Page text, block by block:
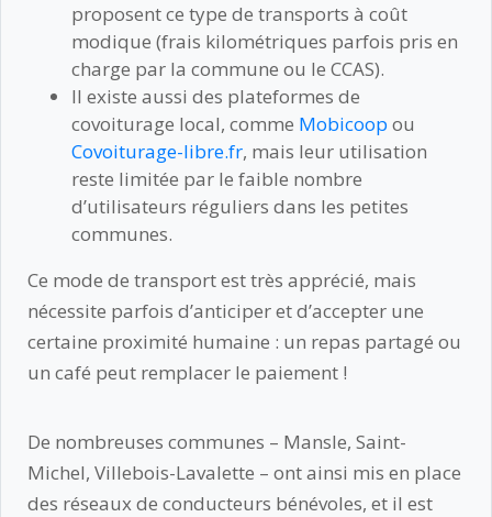
proposent ce type de transports à coût
modique (frais kilométriques parfois pris en
charge par la commune ou le CCAS).
Il existe aussi des plateformes de
covoiturage local, comme Mobicoop ou
Covoiturage-libre.fr, mais leur utilisation
reste limitée par le faible nombre
d’utilisateurs réguliers dans les petites
communes.
Ce mode de transport est très apprécié, mais
nécessite parfois d’anticiper et d’accepter une
certaine proximité humaine : un repas partagé ou
un café peut remplacer le paiement !
De nombreuses communes – Mansle, Saint-
Michel, Villebois-Lavalette – ont ainsi mis en place
des réseaux de conducteurs bénévoles, et il est